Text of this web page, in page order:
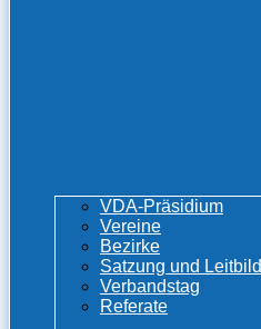
VDA-Präsidium
Vereine
Bezirke
Satzung und Leitbild
Verbandstag
Referate